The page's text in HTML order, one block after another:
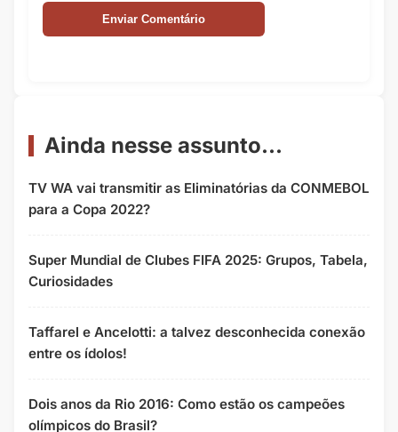
Ainda nesse assunto...
TV WA vai transmitir as Eliminatórias da CONMEBOL
para a Copa 2022?
Super Mundial de Clubes FIFA 2025: Grupos, Tabela,
Curiosidades
Taffarel e Ancelotti: a talvez desconhecida conexão
entre os ídolos!
Dois anos da Rio 2016: Como estão os campeões
olímpicos do Brasil?